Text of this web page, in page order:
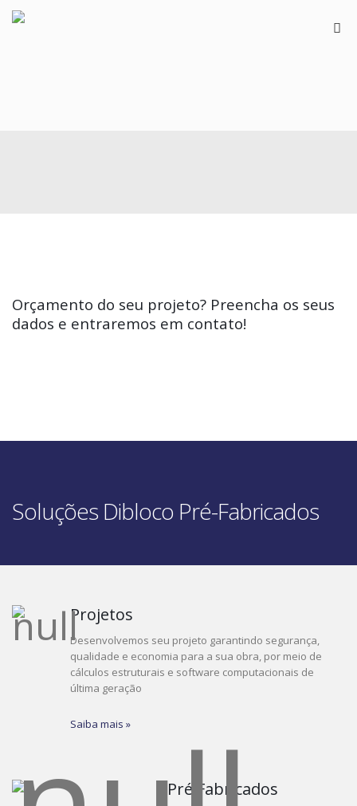
Orçamento do seu projeto? Preencha os seus
dados e entraremos em contato!
Soluções Dibloco Pré-Fabricados
Projetos
Desenvolvemos seu projeto garantindo segurança,
qualidade e economia para a sua obra, por meio de
cálculos estruturais e software computacionais de
última geração
Saiba mais »
Pré Fabricados